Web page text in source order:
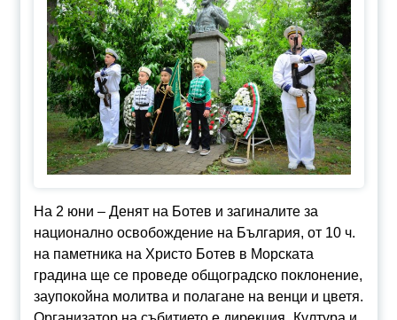
На 2 юни – Денят на Ботев и загиналите за
национално освобождение на България, от 10 ч.
на паметника на Христо Ботев в Морската
градина ще се проведе общоградско поклонение,
заупокойна молитва и полагане на венци и цветя.